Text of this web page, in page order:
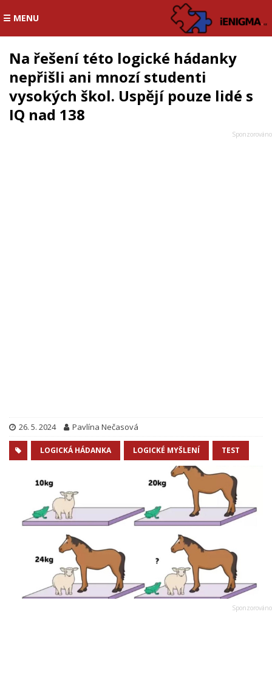
☰ MENU
Na řešení této logické hádanky
nepřišli ani mnozí studenti
vysokých škol. Uspějí pouze lidé s
IQ nad 138
26. 5. 2024 Pavlína Nečasová
LOGICKÁ HÁDANKA LOGICKÉ MYŠLENÍ TEST